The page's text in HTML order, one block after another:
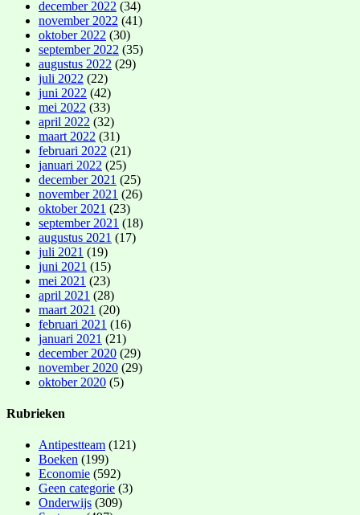
december 2022 (34)
november 2022 (41)
oktober 2022 (30)
september 2022 (35)
augustus 2022 (29)
juli 2022 (22)
juni 2022 (42)
mei 2022 (33)
april 2022 (32)
maart 2022 (31)
februari 2022 (21)
januari 2022 (25)
december 2021 (25)
november 2021 (26)
oktober 2021 (23)
september 2021 (18)
augustus 2021 (17)
juli 2021 (19)
juni 2021 (15)
mei 2021 (23)
april 2021 (28)
maart 2021 (20)
februari 2021 (16)
januari 2021 (21)
december 2020 (29)
november 2020 (29)
oktober 2020 (5)
Rubrieken
Antipestteam (121)
Boeken (199)
Economie (592)
Geen categorie (3)
Onderwijs (309)